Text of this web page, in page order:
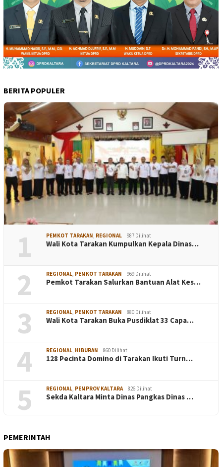
BERITA POPULER
1 PEMKOT TARAKAN, REGIONAL 987 Dilihat
Wali Kota Tarakan Kumpulkan Kepala Dinas…
2 REGIONAL, PEMKOT TARAKAN 969 Dilihat
Pemkot Tarakan Salurkan Bantuan Alat Kes…
3 REGIONAL, PEMKOT TARAKAN 880 Dilihat
Wali Kota Tarakan Buka Pusdiklat 33 Capa…
4 REGIONAL, HIBURAN 860 Dilihat
128 Pecinta Domino di Tarakan Ikuti Turn…
5 REGIONAL, PEMPROV KALTARA 826 Dilihat
Sekda Kaltara Minta Dinas Pangkas Dinas …
PEMERINTAH